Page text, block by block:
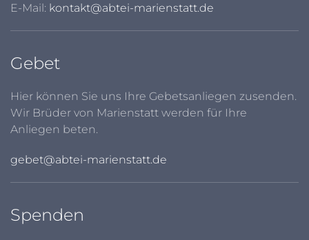
E-Mail: kontakt@abtei-marienstatt.de
Gebet
Hier können Sie uns Ihre Gebetsanliegen zusenden.
Wir Brüder von Marienstatt werden für Ihre
Anliegen beten.
gebet@abtei-marienstatt.de
Spenden